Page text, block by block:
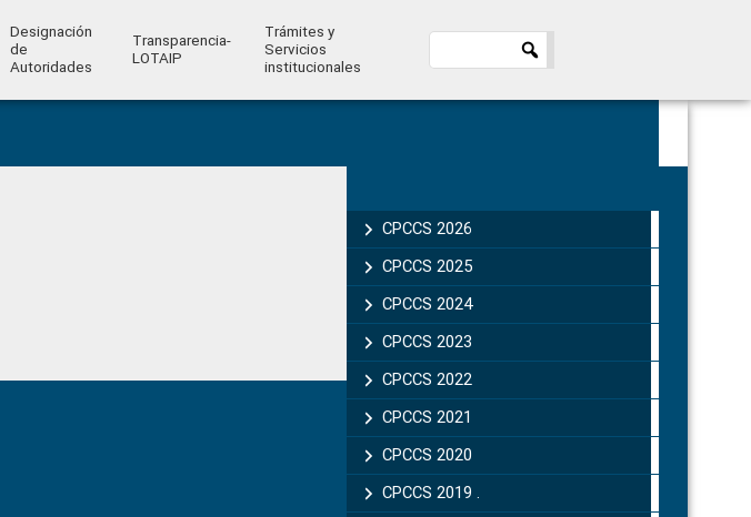
Designación
de
Autoridades
Transparencia-
LOTAIP
Trámites y
Servicios
institucionales
Sidebar
CPCCS 2026
CPCCS 2025
CPCCS 2024
CPCCS 2023
CPCCS 2022
CPCCS 2021
CPCCS 2020
CPCCS 2019 .